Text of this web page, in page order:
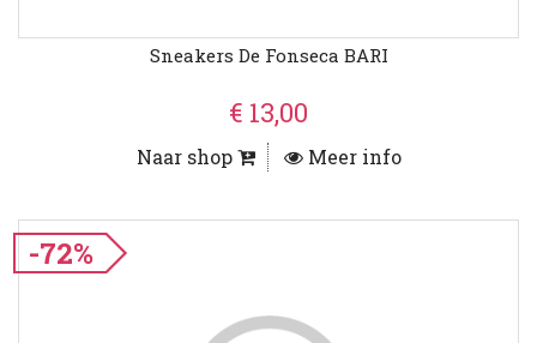
Sneakers De Fonseca BARI
€ 13,00
Naar shop Meer info
-72%